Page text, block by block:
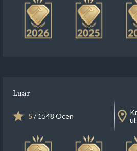
Luar
5/ 1548 Ocen